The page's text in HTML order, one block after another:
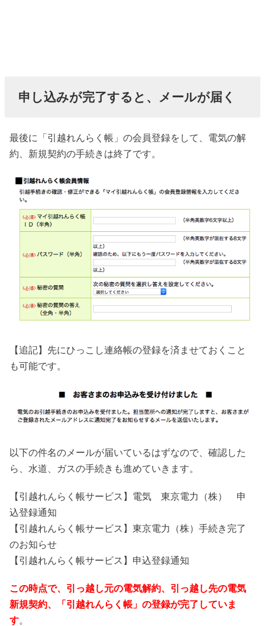
申し込みが完了すると、メールが届く
最後に「引越れんらく帳」の会員登録をして、電気の解
約、新規契約の手続きは終了です。
【追記】先にひっこし連絡帳の登録を済ませておくこと
も可能です。
以下の件名のメールが届いているはずなので、確認した
ら、水道、ガスの手続きも進めていきます。
【引越れんらく帳サービス】電気 東京電力（株） 申
込登録通知
【引越れんらく帳サービス】東京電力（株）手続き完了
のお知らせ
【引越れんらく帳サービス】申込登録通知
この時点で、引っ越し元の電気解約、引っ越し先の電気
新規契約、「引越れんらく帳」の登録が完了していま
す。